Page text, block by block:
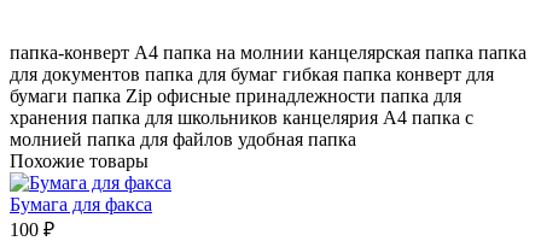
папка-конверт А4 папка на молнии канцелярская папка папка
для документов папка для бумаг гибкая папка конверт для
бумаги папка Zip офисные принадлежности папка для
хранения папка для школьников канцелярия A4 папка с
молнией папка для файлов удобная папка
Похожие товары
Бумага для факса
100 ₽